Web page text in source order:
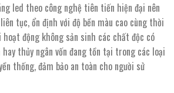
led theo công nghệ tiên tiến hiện đại nên
tục, ổn định với độ bền màu cao cùng thời
động không sản sinh các chất độc có
thủy ngân vốn đang tồn tại trong các loại
thống, đảm bảo an toàn cho người sử